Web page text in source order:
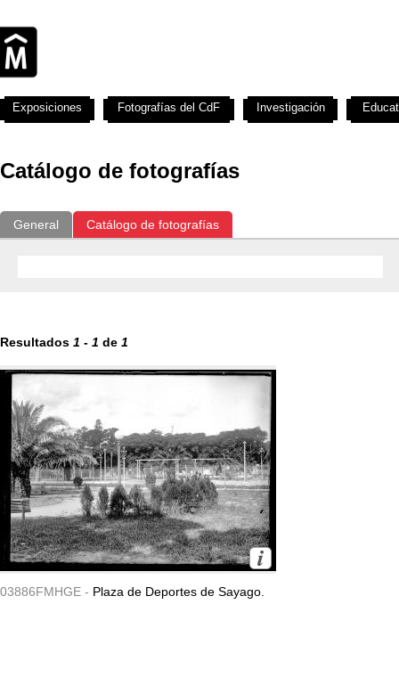
Catálogo de fotografías
General Catálogo de fotografías
Resultados 1 - 1 de 1
03886FMHGE - Plaza de Deportes de Sayago.
Exposiciones Fotografías del CdF Investigación